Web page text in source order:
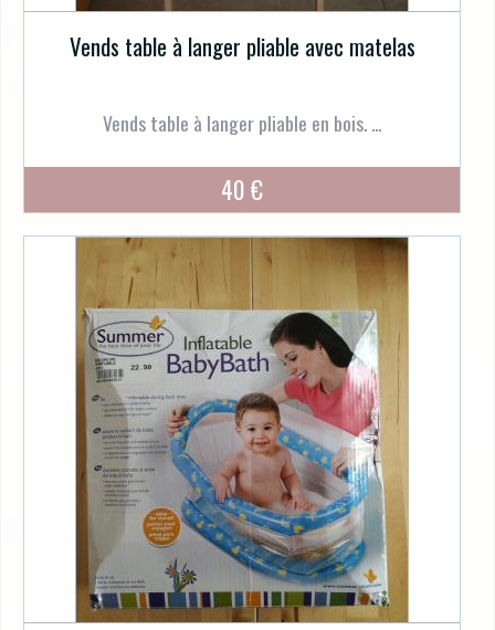
Vends table à langer pliable avec matelas
Vends table à langer pliable en bois. ...
40 €